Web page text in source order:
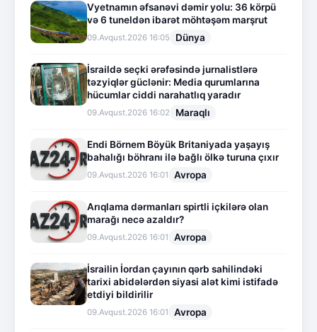
Vyetnamın əfsanəvi dəmir yolu: 36 körpü
və 6 tuneldən ibarət möhtəşəm marşrut
09.Avqust.2026 16:05 Dünya
İsraildə seçki ərəfəsində jurnalistlərə
təzyiqlər güclənir: Media qurumlarına
hücumlar ciddi narahatlıq yaradır
09.Avqust.2026 16:02 Maraqlı
Endi Börnem Böyük Britaniyada yaşayış
bahalığı böhranı ilə bağlı ölkə turuna çıxır
09.Avqust.2026 16:01 Avropa
Arıqlama dərmanları spirtli içkilərə olan
marağı necə azaldır?
09.Avqust.2026 16:01 Avropa
İsrailin İordan çayının qərb sahilindəki
tarixi abidələrdən siyasi alət kimi istifadə
etdiyi bildirilir
09.Avqust.2026 16:01 Avropa